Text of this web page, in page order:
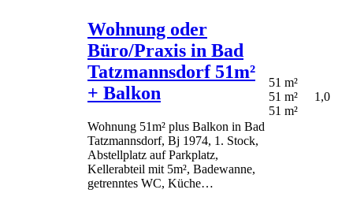
Wohnung oder
Büro/Praxis in Bad
Tatzmannsdorf 51m²
+ Balkon
Wohnung 51m² plus Balkon in Bad
Tatzmannsdorf, Bj 1974, 1. Stock,
Abstellplatz auf Parkplatz,
Kellerabteil mit 5m², Badewanne,
getrenntes WC, Küche…
51 m²
51 m²
51 m²
1,0